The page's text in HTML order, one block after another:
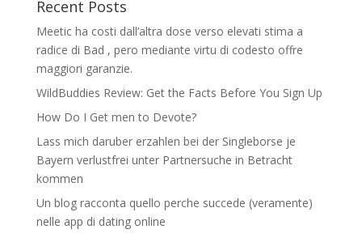
Recent Posts
Meetic ha costi dall’altra dose verso elevati stima a
radice di Bad , pero mediante virtu di codesto offre
maggiori garanzie.
WildBuddies Review: Get the Facts Before You Sign Up
How Do I Get men to Devote?
Lass mich daruber erzahlen bei der Singleborse je
Bayern verlustfrei unter Partnersuche in Betracht
kommen
Un blog racconta quello perche succede (veramente)
nelle app di dating online